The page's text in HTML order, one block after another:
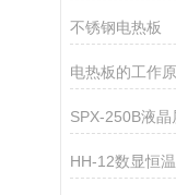
不锈钢电热板
电热板的工作
SPX-250B液
HH-12数显恒